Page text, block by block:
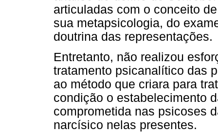
articuladas com o conceito
sua metapsicologia, do
doutrina das representações.
Entretanto, não realizou
tratamento psicanalítico das
ao método que criara para
condição o estabelecimento
comprometida nas psicoses
narcísico nelas presentes.